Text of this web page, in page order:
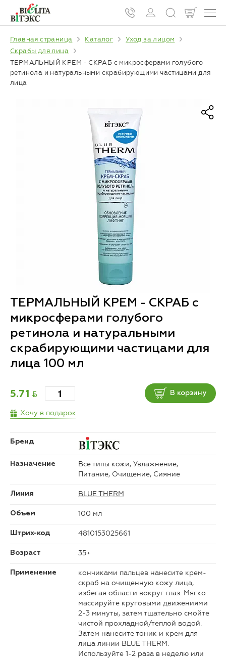
Главная страница Каталог
Уход за лицом
Скрабы для лица
ТЕРМАЛЬНЫЙ КРЕМ - СКРАБ с микросферами голубого
ретинола и натуральными скрабирующими частицами для
лица
ТЕРМАЛЬНЫЙ КРЕМ - СКРАБ с
микросферами голубого
ретинола и натуральными
скрабирующими частицами для
лица 100 мл
5.71 BYN В корзину
Хочу в подарок
Бренд
Назначение
Все типы кожи, Увлажнение,
Питание, Очищение, Сияние
Линия BLUE THERM
Объем 100 мл
Штрих-код 4810153025661
Возраст 35+
Применение
кончиками пальцев нанесите крем-
скраб на очищенную кожу лица,
избегая области вокруг глаз. Мягко
массируйте круговыми движениями
2-3 минуты, затем тщательно смойте
чистой прохладной/теплой водой.
Затем нанесите тоник и крем для
лица линии BLUE THERM.
Используйте 1-2 раза в неделю или